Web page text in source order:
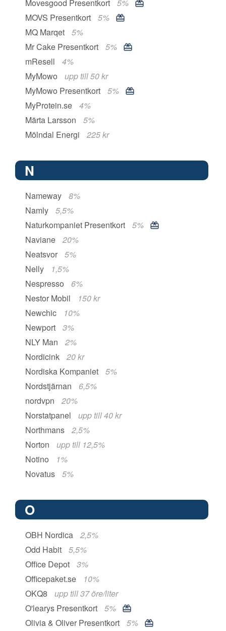
Movesgood Presentkort
5%
MOVS Presentkort
5%
MQ Marqet
5%
Mr Cake Presentkort
5%
mResell
4%
MyMowo
upp till 50 kr
MyMowo Presentkort
5%
MyProtein.se
4%
Märta Larsson
5%
Mölndal Energi
225 kr
N
Nameway
8%
Namly
5,5%
Naturkompaniet Presentkort
5%
Naviane
20%
Neatsvor
5%
Nelly
1,5%
Nespresso
6%
Nestor Mobil
150 kr
Newchic
10%
Newport
3%
NLY Man
2%
Nordicink
20 kr
Nordiska Kompaniet
5%
Nordstjärnan
6,5%
nordvpn
20%
Norstatpanel
upp till 40 kr
Northmans
2,5%
Norton
upp till 12,5%
Notino
1%
Novatus
5%
O
OBH Nordica
2,5%
Odd Habit
5,5%
Office Depot
3%
Officepaket.se
10%
OKQ8
upp till 37 öre/liter
O'learys Presentkort
5%
Olivia & Oliver Presentkort
5%